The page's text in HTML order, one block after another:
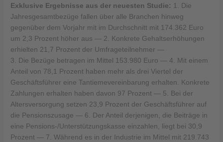
Exklusive Ergebnisse aus der neuesten Studie: 1. Die
Jahresgesamtbezüge fallen über alle Branchen hinweg
gegenüber dem Vorjahr mit im Durchschnitt mit 174.362 Euro
um 2,3 Prozent höher aus — 2. Konkrete Gehaltserhöhungen
erhielten 21,7 Prozent der Umfrageteilnehmer —
3. Die Bezüge betragen im Mittel 153.980 Euro — 4. Mit einem
Anteil von 78,1 Prozent haben mehr als drei Viertel der
Geschäftsführer eine Tantiemevereinbarung erhalten. Konkrete
Zahlungen erhalten haben davon 97 Prozent — 5. Bei der
Altersversorgung setzen 23,9 Prozent der Geschäftsführer auf
die Pensionszusage — 6. Der Anteil derjenigen, die Beiträge in
eine Pensions-/Unterstützungskasse einzahlen, liegt bei 30,9
Prozent — 7. Während es in der Industrie im Mittel mit 219.743